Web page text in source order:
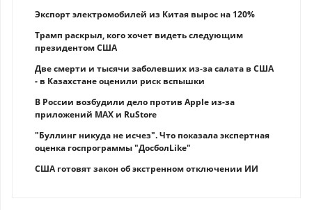
Экспорт электромобилей из Китая вырос на 120%
Трамп раскрыл, кого хочет видеть следующим
президентом США
Две смерти и тысячи заболевших из-за салата в США
- в Казахстане оценили риск вспышки
В России возбудили дело против Apple из-за
приложений MAX и RuStore
"Буллинг никуда не исчез". Что показала экспертная
оценка госпрограммы "ДосболLike"
США готовят закон об экстренном отключении ИИ